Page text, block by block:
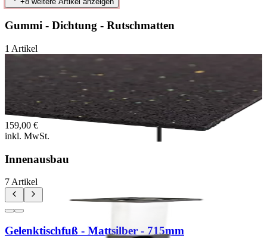
Gummi - Dichtung - Rutschmatten
1 Artikel
Nur noch
Antirutschmatte 5mm > Ex 2S
CNCgefertigt passend zur ExKab 2S
159,00 €
inkl. MwSt.
Innenausbau
7Artikel
Gelenktischfuß - Mattsilber - 715mm